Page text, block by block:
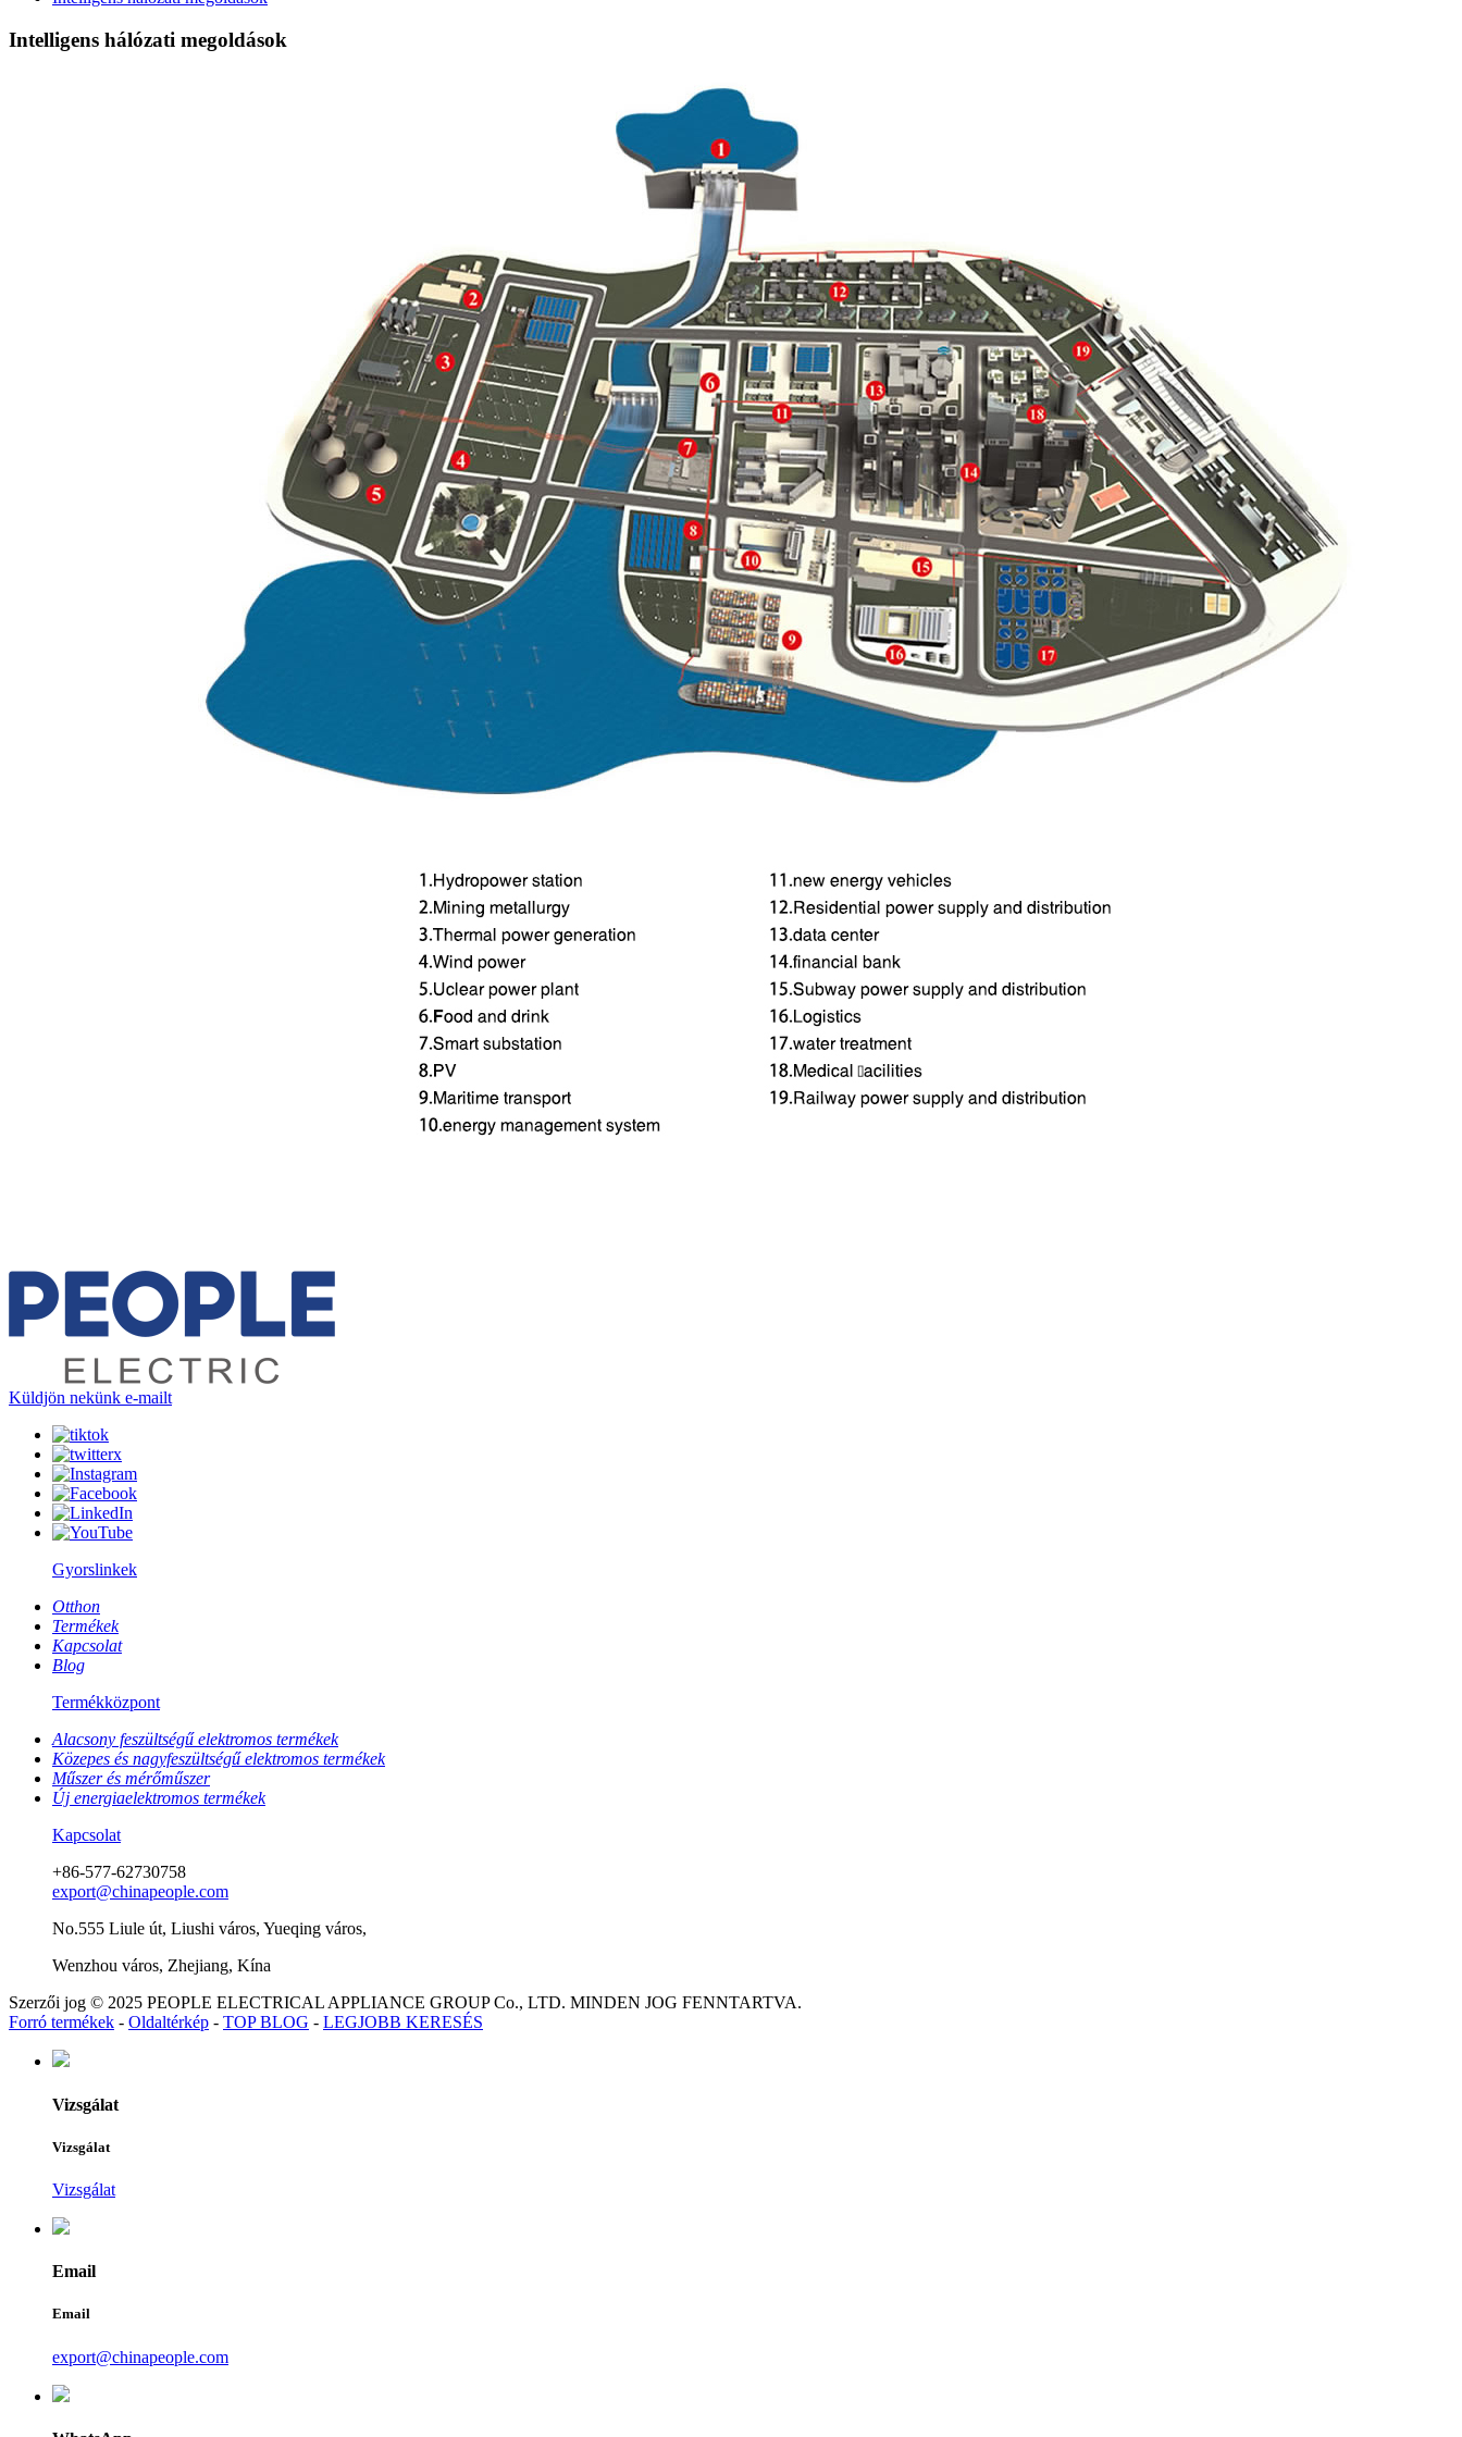
Intelligens hálózati megoldások
Küldjön nekünk e-mailt
Gyorslinkek
Otthon
Termékek
Kapcsolat
Blog
Termékközpont
Alacsony feszültségű elektromos termékek
Közepes és nagyfeszültségű elektromos termékek
Műszer és mérőműszer
Új energiaelektromos termékek
Kapcsolat
+86-577-62730758
export@chinapeople.com
No.555 Liule út, Liushi város, Yueqing város,
Wenzhou város, Zhejiang, Kína
Szerzői jog © 2025 PEOPLE ELECTRICAL APPLIANCE GROUP Co., LTD. MINDEN JOG FENNTARTVA.
Forró termékek - Oldaltérkép - TOP BLOG - LEGJOBB KERESÉS
Vizsgálat
Vizsgálat
Vizsgálat
Email
Email
export@chinapeople.com